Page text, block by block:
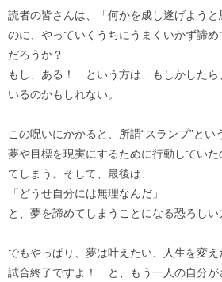
読者の皆さんは、「何かを成し遂げよう
のに、やっていくうちにうまくいかず諦
だろうか？
もし、ある！ という方は、もしかしたら
いるのかもしれない。
この呪いにかかると、所謂“スランプ”とい
夢や目標を現実にするために行動してい
てしまう。そして、最後は、
「どうせ自分には無理なんだ」
と、夢を諦めてしまうことになる恐ろしい
でもやっぱり、夢は叶えたい、人生を変
試合終了ですよ！ と、もう一人の自分が